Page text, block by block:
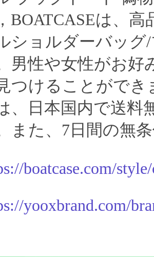
BOATCASEは、
ショルダーバッ
男性や女性がお好
つけることができ
、日本国内で送料
また、7日間の無
boatcase.com/
yooxbrand.com/